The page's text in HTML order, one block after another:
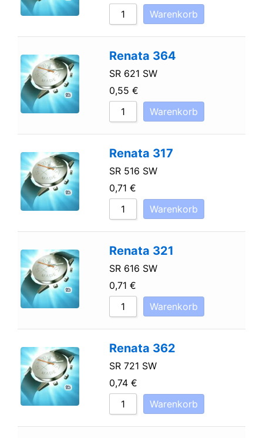
Warenkorb
Renata 364
SR 621 SW
0,55 €
Warenkorb
Renata 317
SR 516 SW
0,71 €
Warenkorb
Renata 321
SR 616 SW
0,71 €
Warenkorb
Renata 362
SR 721 SW
0,74 €
Warenkorb